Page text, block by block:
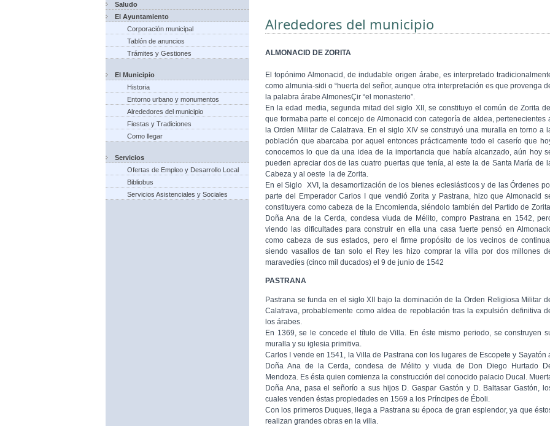
Saludo
El Ayuntamiento
Corporación municipal
Tablón de anuncios
Trámites y Gestiones
El Municipio
Historia
Entorno urbano y monumentos
Alrededores del municipio
Fiestas y Tradiciones
Como llegar
Servicios
Ofertas de Empleo y Desarrollo Local
Bibliobus
Servicios Asistenciales y Sociales
Alrededores del municipio
ALMONACID DE ZORITA
El topónimo Almonacid, de indudable origen árabe, es interpretado
como almunia-sidi o “huerta del señor, aunque otra interpretación es que provenga
la palabra árabe AlmonesÇir “el monasterio”.
En la edad media, segunda mitad del siglo XII, se constituyo el común de Zorita del
que formaba parte el concejo de Almonacid con categoría de aldea, pertenecientes
la Orden Militar de Calatrava. En el siglo XIV se construyó una muralla en torno a
población que abarcaba por aquel entonces prácticamente todo el caserío que
conocemos lo que da una idea de la importancia que había alcanzado, aún hoy
pueden apreciar dos de las cuatro puertas que tenía, al este la de Santa María de
Cabeza y al oeste la de Zorita.
En el Siglo XVI, la desamortización de los bienes eclesiásticos y de las Órdenes
parte del Emperador Carlos I que vendió Zorita y Pastrana, hizo que Almonacid
constituyera como cabeza de la Encomienda, siéndolo también del Partido de
Doña Ana de la Cerda, condesa viuda de Mélito, compro Pastrana en 1542,
viendo las dificultades para construir en ella una casa fuerte pensó en
como cabeza de sus estados, pero el firme propósito de los vecinos de
siendo vasallos de tan solo el Rey les hizo comprar la villa por dos millones
maravedíes (cinco mil ducados) el 9 de junio de 1542
PASTRANA
Pastrana se funda en el siglo XII bajo la dominación de la Orden Religiosa Militar
Calatrava, probablemente como aldea de repoblación tras la expulsión definitiva
los árabes.
En 1369, se le concede el título de Villa. En éste mismo periodo, se construyen
muralla y su iglesia primitiva.
Carlos I vende en 1541, la Villa de Pastrana con los lugares de Escopete y Sayatón
Doña Ana de la Cerda, condesa de Mélito y viuda de Don Diego Hurtado
Mendoza. Es ésta quien comienza la construcción del conocido palacio Ducal.
Doña Ana, pasa el señorío a sus hijos D. Gaspar Gastón y D. Baltasar Gastón,
cuales venden éstas propiedades en 1569 a los Príncipes de Éboli.
Con los primeros Duques, llega a Pastrana su época de gran esplendor, ya que
realizan grandes obras en la villa.